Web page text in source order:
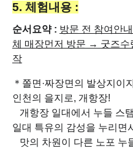
5. 체험내용 :
순서요약 : 방문 전 참여안
체 매장먼저 방문 → 굿즈수
작
＊쫄면·짜장면의 발상지이
인천의 을지로, 개항장!
개항장 일대에서 누들 스
일대 특유의 감성을 누리면
맛의 차원이 다른 노포 누